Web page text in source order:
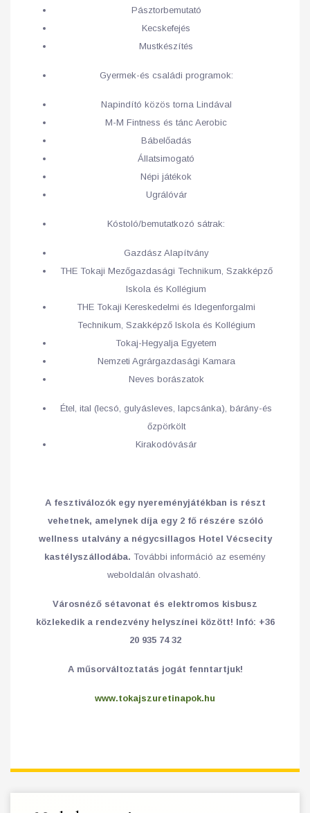
Pásztorbemutató
Kecskefejés
Mustkészítés
Gyermek-és családi programok:
Napindító közös torna Lindával
M-M Fintness és tánc Aerobic
Bábelőadás
Állatsimogató
Népi játékok
Ugrálóvár
Kóstoló/bemutatkozó sátrak:
Gazdász Alapítvány
THE Tokaji Mezőgazdasági Technikum, Szakképző
Iskola és Kollégium
THE Tokaji Kereskedelmi és Idegenforgalmi
Technikum, Szakképző Iskola és Kollégium
Tokaj-Hegyalja Egyetem
Nemzeti Agrárgazdasági Kamara
Neves borászatok
Étel, ital (lecsó, gulyásleves, lapcsánka), bárány-és
őzpörkölt
Kirakodóvásár
A fesztiválozók egy nyereményjátékban is részt
vehetnek, amelynek díja egy 2 fő részére szóló
wellness utalvány a négycsillagos Hotel Vécsecity
kastélyszállodába. További információ az esemény
weboldalán olvasható.
Városnéző sétavonat és elektromos kisbusz
közlekedik a rendezvény helyszínei között! Infó: +36
20 935 74 32
A műsorváltoztatás jogát fenntartjuk!
www.tokajszuretinapok.hu